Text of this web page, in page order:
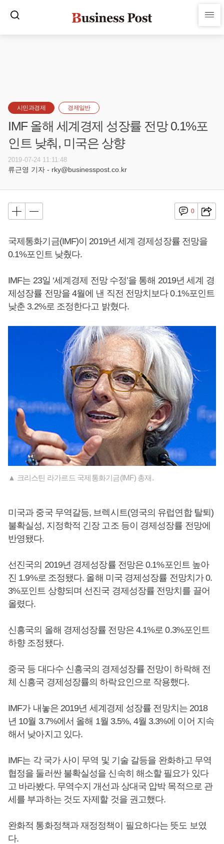
시민과경제 경제일반
IMF 올해 세계경제 성장률 전망 0.1%포
인트 낮춰, 미국은 상향
2019-07-24 11:11:48
류근영 기자 - rky@businesspost.co.kr
0
국제통화기금(IMF)이 2019년 세계 경제성장률 전망을
0.1%포인트 낮췄다.
IMF는 23일 ‘세계경제 전망 수정’을 통해 2019년 세계 경
제성장률 전망을 4월에 낸 직전 전망치보다 0.1%포인트
낮춘 3.2%로 조정한다고 밝혔다.
▲ 크리스틴 라가르드 국제통화기금(IMF) 총재.
미국과 중국 무역갈등, 브렉시트(영국의 유럽연합 탈퇴)
불확실성, 지정학적 긴장 고조 등이 경제성장률 전망에
반영됐다.
선진국의 2019년 경제성장률 전망은 0.1%포인트 높아
진 1.9%로 조정됐다. 올해 미국 경제성장률 전망치가 0.
3%포인트 상향되며 선진국 경제성장률 전망치를 끌어
올렸다.
신흥국의 올해 경제성장률 전망은 4.1%로 0.3%포인트
하향 조정됐다.
중국 등 대다수 신흥국의 경제성장률 전망이 하락해 전
체 신흥국 경제성장률의 하락요인으로 작용했다.
IMF가 내놓은 2019년 세계경제 성장률 전망치는 2018
년 10월 3.7%에서 올해 1월 3.5%, 4월 3.3%에 이어 지속
해서 낮아지고 있다.
IMF는 각 국가 사이 무역 및 기술 갈등을 완화하고 무역
협정을 둘러싼 불확실성을 신속히 해소할 필요가 있다
고 바라봤다. 무역수지 개선과 상대국 압박 목적으로 관
세를 부과하는 것도 자제할 것을 권고했다.
완화적 통화정책과 재정정책이 필요하다는 뜻도 보였
다.